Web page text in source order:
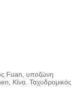
Fuan, υποζώνη
Κίνα. Ταχυδρομικός